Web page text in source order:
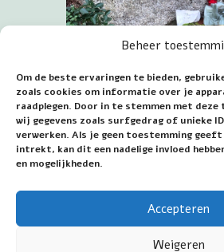
Beheer
Om de beste ervaringen te bieden,
zoals cookies om informatie over je
raadplegen. Door in te stemmen met deze
wij gegevens zoals surfgedrag of unieke
verwerken. Als je geen toestemming
intrekt, kan dit een nadelige invloed
en mogelijkheden.
Accepteren
Weigeren
Maria met Kind naast de
bedevaartkerk te
reling met namen van
bedevaartplaatsen
~~~